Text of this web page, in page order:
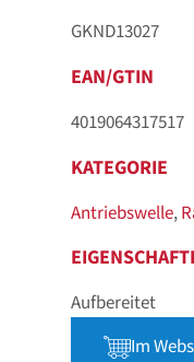
GKND13027
EAN/GTIN
4019064317517
KATEGORIE
Antriebswelle,
Aufbereitet
Im